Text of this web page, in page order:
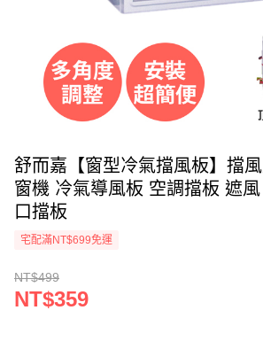
舒而嘉【窗型冷氣擋風板】擋
窗機 冷氣導風板 空調擋板 遮
口擋板
宅配滿NT$699免運
NT$499
NT$359